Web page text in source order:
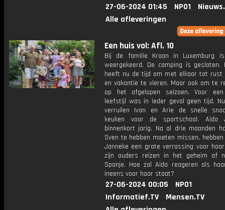
27-06-2024 01:45 NPO1
Alle afleveringen
Een huis vol: Afl. 10
Bij de familie Kraan in Luxemburg
weergekeerd. De camping is gesloten.
heeft nu de tijd om met elkaar tot rust
en vakantie te vieren. Maar ook om te
op het afgelopen seizoen. Voor een
leefstijl was in ieder geval geen tijd.
verruilen Ivan en Arie de snelle
keuken voor de sportschool. Aida
binnenkort jarig. Na al drie maanden
Sven te hebben moeten missen,
Janneke een grote verrassing voor
zijn ouders reizen in het geheim af
Spanje. Hoe zal Aida reageren als
ineens voor haar staat?
27-06-2024 00:05
NPO1
Informatief.TV
Mensen.TV